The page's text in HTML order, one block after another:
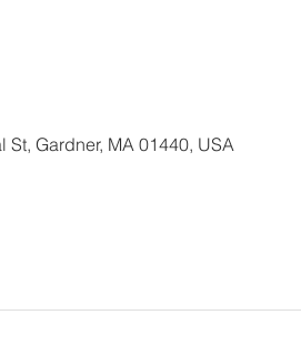
Gardner, MA 01440, USA